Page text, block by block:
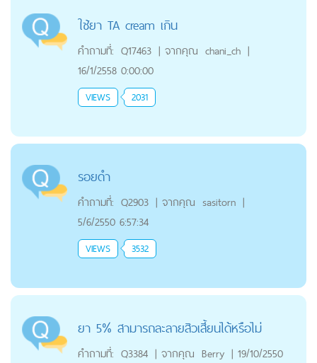
ใช้ยา TA cream เกิน
คำถามที่: Q17463 | จากคุณ chani_ch |
16/1/2558 0:00:00
VIEWS 2031
รอยดำ
คำถามที่: Q2903 | จากคุณ sasitorn |
5/6/2550 6:57:34
VIEWS 3532
ยา 5% สามารถละลายสิวเสี้ยนได้หรือไม่
คำถามที่: Q3384 | จากคุณ Berry | 19/10/2550